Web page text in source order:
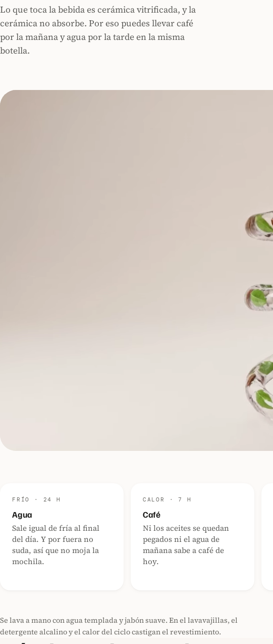
Lo que toca la bebida es cerámica vitrificada, y la
cerámica no absorbe. Por eso puedes llevar café
por la mañana y agua por la tarde en la misma
botella.
FRÍO · 24 H
Agua
Sale igual de fría al final
del día. Y por fuera no
suda, así que no moja la
mochila.
CALOR · 7 H
Café
Ni los aceites se quedan
pegados ni el agua de
mañana sabe a café de
hoy.
Se lava a mano con agua templada y jabón suave. En el lavavajillas, el
detergente alcalino y el calor del ciclo castigan el revestimiento.